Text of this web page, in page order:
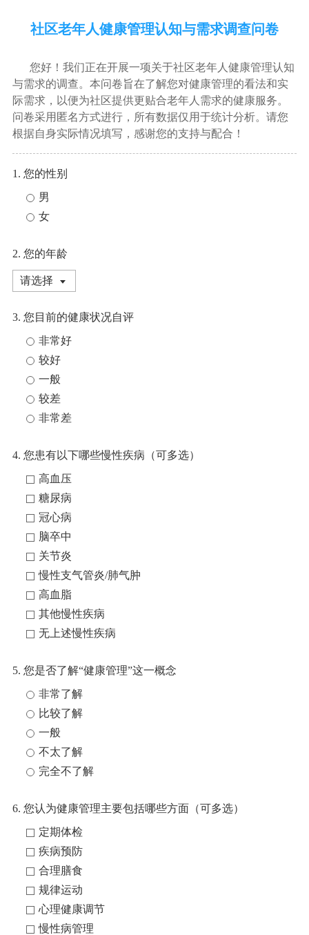
社区老年人健康管理认知与需求调查问卷
您好！我们正在开展一项关于社区老年人健康管理认知
与需求的调查。本问卷旨在了解您对健康管理的看法和实
际需求，以便为社区提供更贴合老年人需求的健康服务。
问卷采用匿名方式进行，所有数据仅用于统计分析。请您
根据自身实际情况填写，感谢您的支持与配合！
1. 您的性别
男
女
2. 您的年龄
请选择
3. 您目前的健康状况自评
非常好
较好
一般
较差
非常差
4. 您患有以下哪些慢性疾病（可多选）
高血压
糖尿病
冠心病
脑卒中
关节炎
慢性支气管炎/肺气肿
高血脂
其他慢性疾病
无上述慢性疾病
5. 您是否了解“健康管理”这一概念
非常了解
比较了解
一般
不太了解
完全不了解
6. 您认为健康管理主要包括哪些方面（可多选）
定期体检
疾病预防
合理膳食
规律运动
心理健康调节
慢性病管理